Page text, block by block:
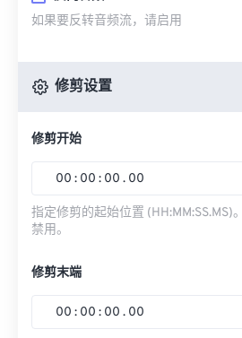
如果要反转音频流，请启用
修剪设置
修剪开始
00 : 00 : 00 . 00
指定修剪的起始位置 (HH:MM:SS.MS)
禁用。
修剪末端
00 : 00 : 00 . 00